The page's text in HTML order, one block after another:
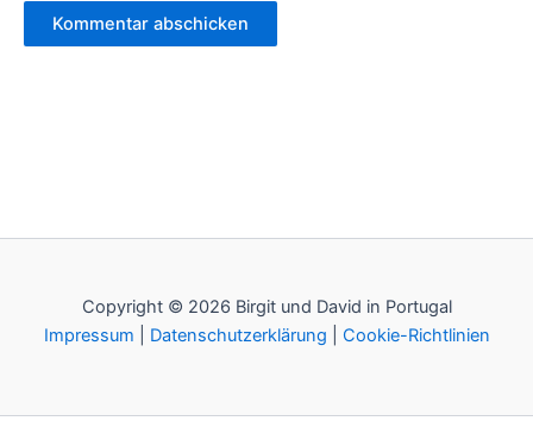
Copyright © 2026 Birgit und David in Portugal
Impressum
Datenschutzerklärung Cookie-Richtlinien